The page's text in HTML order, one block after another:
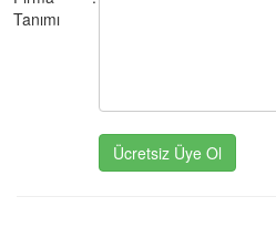
Tanımı